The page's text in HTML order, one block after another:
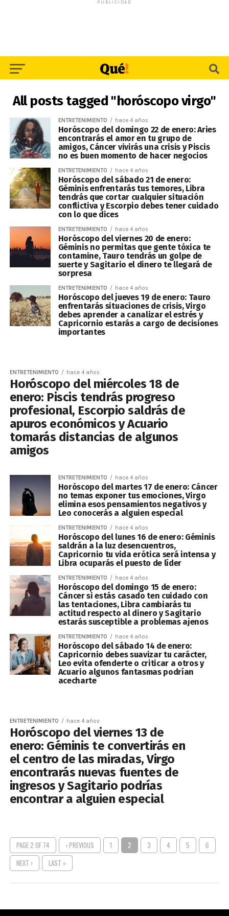
PUBLICIDAD
All posts tagged "horóscopo virgo"
ENTRETENIMIENTO hace 4 años
Horóscopo del domingo 22 de enero: Aries
encontrarás el amor en tu grupo de
amigos, Cáncer vivirás una crisis y Piscis
no es buen momento de hacer negocios
ENTRETENIMIENTO hace 4 años
Horóscopo del sábado 21 de enero:
Géminis enfrentarás tus temores, Libra
tendrás que cortar cualquier situación
conflictiva y Escorpio debes tener cuidado
con lo que dices
ENTRETENIMIENTO hace 4 años
Horóscopo del viernes 20 de enero:
Géminis no permitas que gente tóxica te
contamine, Tauro tendrás un golpe de
suerte y Sagitario el dinero te llegará de
sorpresa
ENTRETENIMIENTO hace 4 años
Horóscopo del jueves 19 de enero: Tauro
enfrentarás situaciones de crisis, Virgo
debes aprender a canalizar el estrés y
Capricornio estarás a cargo de decisiones
importantes
ENTRETENIMIENTO hace 4 años
Horóscopo del miércoles 18 de
enero: Piscis tendrás progreso
profesional, Escorpio saldrás de
apuros económicos y Acuario
tomarás distancias de algunos
amigos
ENTRETENIMIENTO hace 4 años
Horóscopo del martes 17 de enero: Cáncer
no temas exponer tus emociones, Virgo
elimina esos pensamientos negativos y
Leo conocerás a alguien especial
ENTRETENIMIENTO hace 4 años
Horóscopo del lunes 16 de enero: Géminis
saldrán a la luz desencuentros,
Capricornio tu vida erótica será intensa y
Libra ocuparás el puesto de líder
ENTRETENIMIENTO hace 4 años
Horóscopo del domingo 15 de enero:
Cáncer si estás casado ten cuidado con
las tentaciones, Libra cambiarás tu
actitud respecto al dinero y Sagitario
estarás susceptible a problemas ajenos
ENTRETENIMIENTO hace 4 años
Horóscopo del sábado 14 de enero:
Capricornio debes suavizar tu carácter,
Leo evita ofenderte o criticar a otros y
Acuario algunos fantasmas podrían
acecharte
ENTRETENIMIENTO hace 4 años
Horóscopo del viernes 13 de
enero: Géminis te convertirás en
el centro de las miradas, Virgo
encontrarás nuevas fuentes de
ingresos y Sagitario podrías
encontrar a alguien especial
PAGE 2 OF 74 ‹ PREVIOUS 1 2 3 4 5
6
NEXT ›
LAST »